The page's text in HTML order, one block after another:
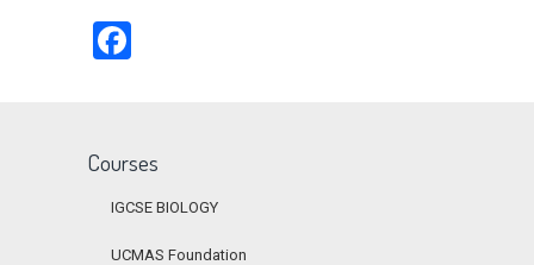
Courses
IGCSE BIOLOGY
UCMAS Foundation